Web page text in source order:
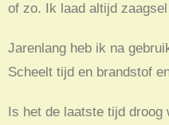
of zo. Ik laad altijd
Jarenlang heb ik na
Scheelt tijd en brandstof
Is het de laatste tijd droog